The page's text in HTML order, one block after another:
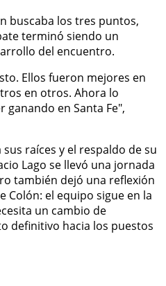
buscaba los tres puntos,
terminó siendo un
del encuentro.
Ellos fueron mejores en
en otros. Ahora lo
en Santa Fe",
raíces y el respaldo de su
Lago se llevó una jornada
también dejó una reflexión
Colón: el equipo sigue en la
un cambio de
definitivo hacia los puestos